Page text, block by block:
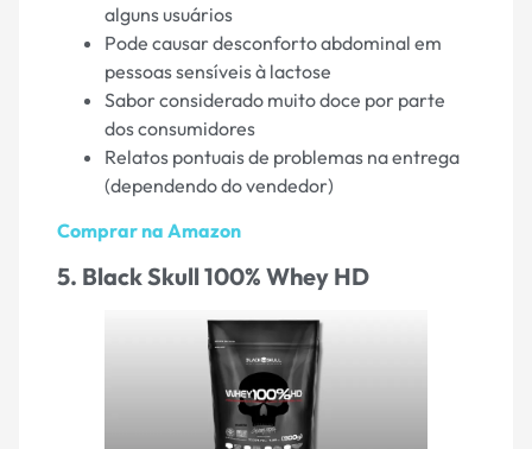
alguns usuários
Pode causar desconforto abdominal em
pessoas sensíveis à lactose
Sabor considerado muito doce por parte
dos consumidores
Relatos pontuais de problemas na entrega
(dependendo do vendedor)
Comprar na Amazon
5. Black Skull 100% Whey HD